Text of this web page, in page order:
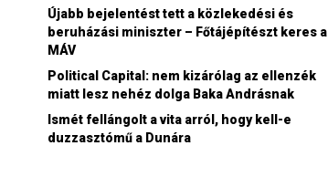
Újabb bejelentést tett a közlekedési és
beruházási miniszter – Főtájépítészt keres a
MÁV
Political Capital: nem kizárólag az ellenzék
miatt lesz nehéz dolga Baka Andrásnak
Ismét fellángolt a vita arról, hogy kell-e
duzzasztómű a Dunára